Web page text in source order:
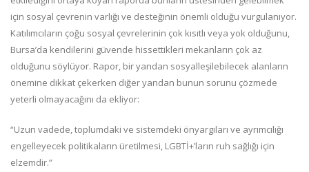
için sosyal çevrenin varlığı ve desteğinin önemli olduğu vurgulanıyor.
Katılımcıların çoğu sosyal çevrelerinin çok kısıtlı veya yok olduğunu,
Bursa’da kendilerini güvende hissettikleri mekanların çok az
olduğunu söylüyor. Rapor, bir yandan sosyalleşilebilecek alanların
önemine dikkat çekerken diğer yandan bunun sorunu çözmede
yeterli olmayacağını da ekliyor:
“Uzun vadede, toplumdaki ve sistemdeki önyargıları ve ayrımcılığı
engelleyecek politikaların üretilmesi, LGBTİ+’ların ruh sağlığı için
elzemdir.”